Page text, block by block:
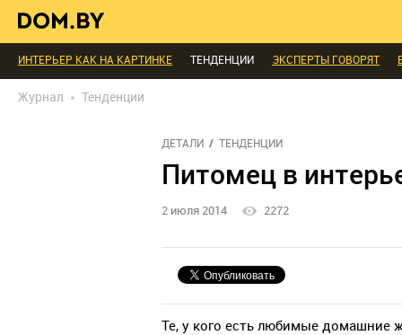
ИНТЕРЬЕР КАК НА КАРТИНКЕ
ТЕНДЕНЦИИ ЭКСПЕРТЫ ГОВОРЯТ
БЛАГОУСТРОЙСТВО
Журнал Тенденции
ДЕТАЛИ ТЕНДЕНЦИИ
Питомец в
2 июля 2014 2272
Те, у кого есть любимые домашние